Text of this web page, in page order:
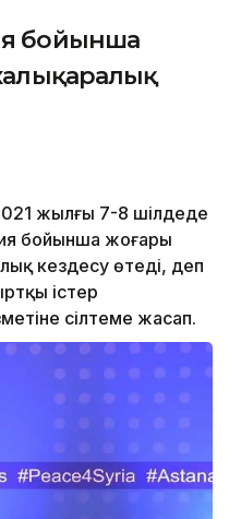
бойынша
жылғы 7-8 шілдеде
бойынша жоғары
кездесу өтеді, деп
істер
сілтеме жасап.